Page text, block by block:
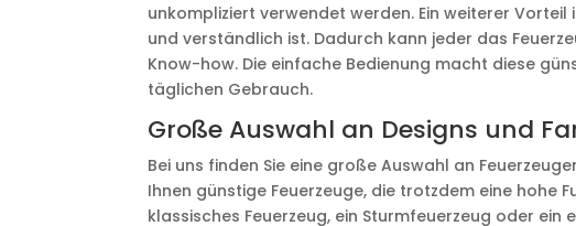
unkompliziert verwendet werden. Ein weiterer
und verständlich ist. Dadurch kann jeder das
Know-how. Die einfache Bedienung macht diese
täglichen Gebrauch.
Große Auswahl an Designs und
Bei uns finden Sie eine große Auswahl an
Ihnen günstige Feuerzeuge, die trotzdem eine hohe
klassisches Feuerzeug, ein Sturmfeuerzeug oder ein